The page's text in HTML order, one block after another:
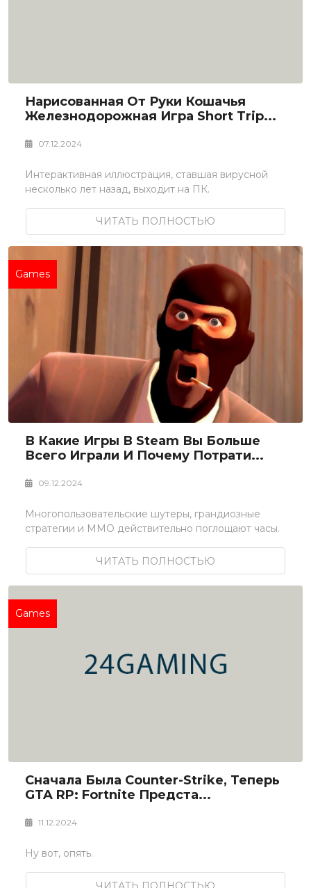
Нарисованная От Руки Кошачья
Железнодорожная Игра Short Trip...
07.12.2024
Интерактивная иллюстрация, ставшая вирусной
несколько лет назад, выходит на ПК.
ЧИТАТЬ ПОЛНОСТЬЮ
Games
В Какие Игры В Steam Вы Больше
Всего Играли И Почему Потрати...
09.12.2024
Многопользовательские шутеры, грандиозные
стратегии и MMO действительно поглощают часы.
ЧИТАТЬ ПОЛНОСТЬЮ
Games
Сначала Была Counter-Strike, Теперь
GTA RP: Fortnite Предста...
11.12.2024
Ну вот, опять.